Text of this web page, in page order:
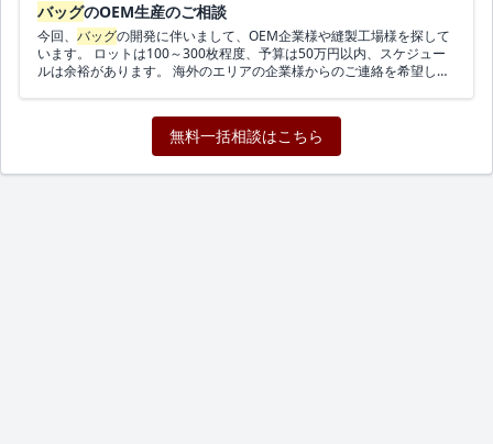
も考慮しつつ、詰めすぎず整理しやすい設計を希望） ・構造： - 3仕
切り ① 一番広い部屋：iPad／薄い13インチノートPC用 ②
中くらいの部屋：ガジェット用ポーチ（充電器・ケーブル・マウスな
ど） ③ 小さめの部屋：ティッシュ・ハンカチ・お茶セット用ポ
ーチ - 小物ポケット： 内側のサイドに、飴・のどスプレー・
リップなどを入れられる小さめポケットを1〜2個 - タンブラー／ペ
ットボトル用の布＋保冷シートポケット： ・500mlペットボト
ル／細めのタンブラーが立てて入るサイズ感 ・銀色の保冷シー
トのみですと切れやすい印象があるため、 外側は布、内側に
薄い保冷シートを入れたポケットを、 3仕切りの一角（お茶
バッグのOEM生産のご相談
今回、 バッグの開発に伴いまして、OEM企業様や縫製工場様を探して
います。 ロットは100～300枚程度、予算は50万円以内、スケジュー
ルは余裕があります。 海外のエリアの企業様からのご連絡を希望しま
無料一括相談はこちら